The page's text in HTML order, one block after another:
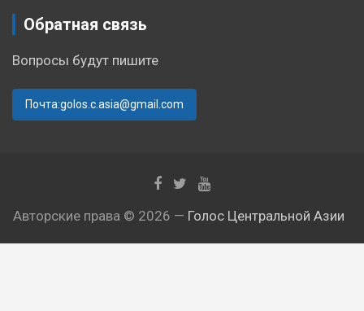
Обратная связь
Вопросы будут пишите
Почта:golos.c.asia@gmail.com
Авторские права © 2026 — Голос Центральной Азии